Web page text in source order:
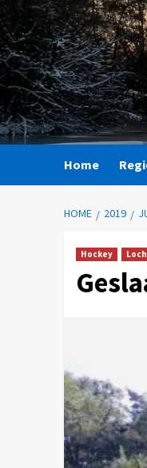
Home
HOME 2019
Hockey